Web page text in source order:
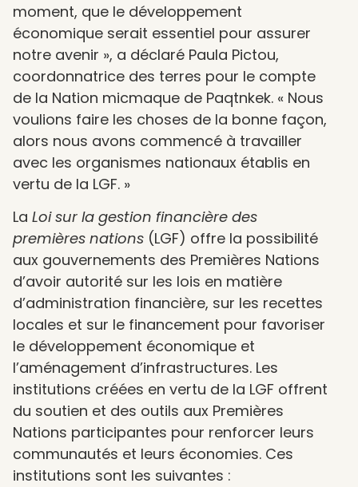
moment, que le développement
économique serait essentiel pour assurer
notre avenir », a déclaré Paula Pictou,
coordonnatrice des terres pour le compte
de la Nation micmaque de Paqtnkek. « Nous
voulions faire les choses de la bonne façon,
alors nous avons commencé à travailler
avec les organismes nationaux établis en
vertu de la LGF. »
La Loi sur la gestion financière des
premières nations (LGF) offre la possibilité
aux gouvernements des Premières Nations
d’avoir autorité sur les lois en matière
d’administration financière, sur les recettes
locales et sur le financement pour favoriser
le développement économique et
l’aménagement d’infrastructures. Les
institutions créées en vertu de la LGF offrent
du soutien et des outils aux Premières
Nations participantes pour renforcer leurs
communautés et leurs économies. Ces
institutions sont les suivantes :